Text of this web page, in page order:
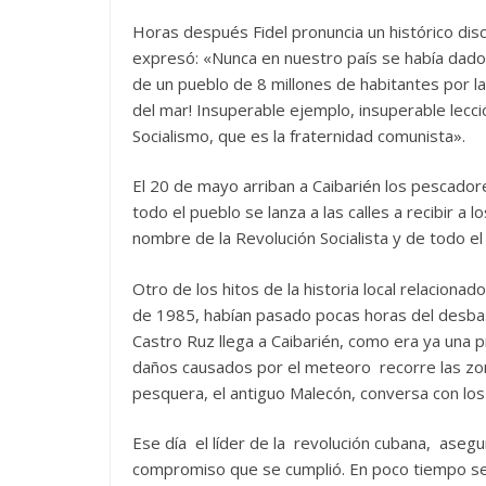
Horas después Fidel pronuncia un histórico
expresó: «Nunca en nuestro país se había
de un pueblo de 8 millones de habitantes por
del mar! Insuperable ejemplo, insuperable
Socialismo, que es la fraternidad comunista».
El 20 de mayo arriban a Caibarién los
todo el pueblo se lanza a las calles a recibir a
nombre de la Revolución Socialista y de todo
Otro de los hitos de la historia local
de 1985, habían pasado pocas horas del
Castro Ruz llega a Caibarién, como era ya
daños causados por el meteoro recorre las
pesquera, el antiguo Malecón, conversa con
Ese día el líder de la revolución cubana,
compromiso que se cumplió. En poco tiempo